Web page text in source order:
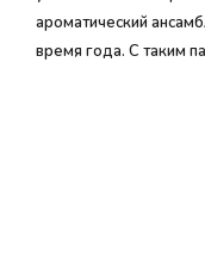
ароматический
время года. С таким